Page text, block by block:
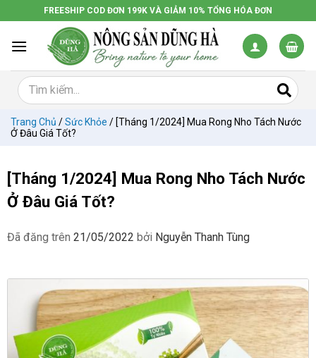
đến
dung
FREESHIP COD ĐƠN 199K VÀ GIẢM 10% TỔNG HÓA ĐƠN
Trang Chủ /Sức Khỏe / [Tháng 1/2024] Mua Rong Nho Tách Nước
Ở Đâu Giá Tốt?
[Tháng 1/2024] Mua Rong Nho Tách Nước
Ở Đâu Giá Tốt?
Đã đăng trên 21/05/2022 bởi Nguyễn Thanh Tùng